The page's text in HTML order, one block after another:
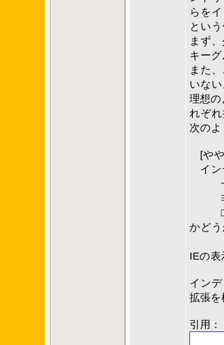
らを
とい
まず
キー
また
いな
理想
れぞ
次の
[や
イン
一
非
□代
かど
IEの
イン
拡張
引用：